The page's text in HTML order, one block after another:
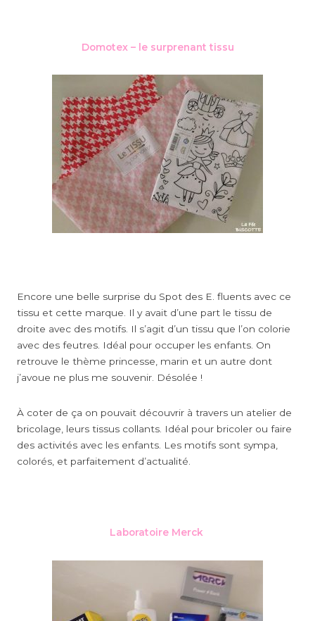
Domotex – le surprenant tissu
Encore une belle surprise du Spot des E. fluents avec ce
tissu et cette marque. Il y avait d’une part le tissu de
droite avec des motifs. Il s’agit d’un tissu que l’on colorie
avec des feutres. Idéal pour occuper les enfants. On
retrouve le thème princesse, marin et un autre dont
j’avoue ne plus me souvenir. Désolée !
À coter de ça on pouvait découvrir à travers un atelier de
bricolage, leurs tissus collants. Idéal pour bricoler ou faire
des activités avec les enfants. Les motifs sont sympa,
colorés, et parfaitement d’actualité.
Laboratoire Merck